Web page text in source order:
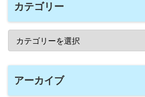
カテゴリー
アーカイブ